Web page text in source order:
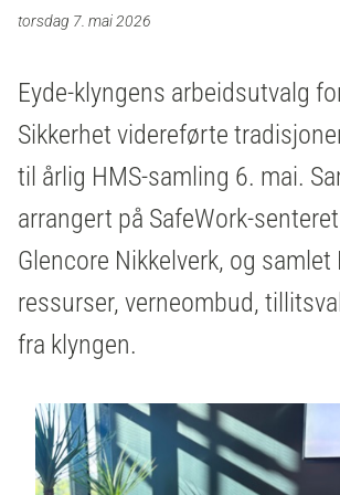
torsdag 7. mai 2026
Eyde-klyngens arbeidsutvalg
Sikkerhet videreførte
til årlig HMS-samling 6. mai.
arrangert på SafeWork-
Glencore Nikkelverk, og samlet
ressurser, verneombud,
fra klyngen.